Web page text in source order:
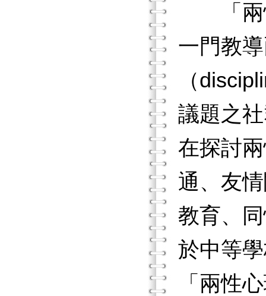
「兩性
一門教
（
議題之
在探討
通、友
教育、
於中等
「兩性